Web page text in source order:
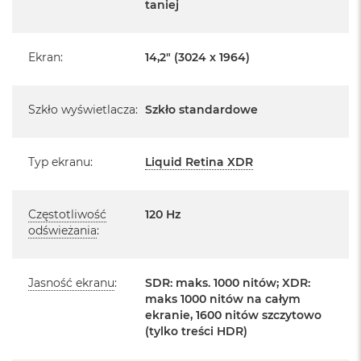
p
i
R
M
a
o
serwisowym Apple na terenie całego świata.
kontaktując się z naszym handlowcem.
Język polski wybieramy przy pierwszym uruchomieniu
urządzenia.
Zawartość zestawu:
14 -calowy MacBook Pro
Przewód USB-C na MagSafe 3 do ładowania (2m)
taniej
Ekran: 14,2" (3024 x 1964)
Szkło wyświetlacza: Szkło standardowe
Typ ekranu: Liquid Retina XDR
Częstotliwość
odświeżania:
120 Hz
Jasność ekranu:
SDR: maks. 1000 nitów; XDR:
maks 1000 nitów na całym
ekranie, 1600 nitów szczytowo
(tylko treści HDR)